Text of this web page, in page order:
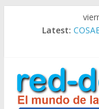
Latest: